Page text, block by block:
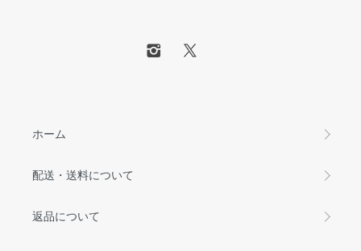
ホーム
配送・送料について
返品について